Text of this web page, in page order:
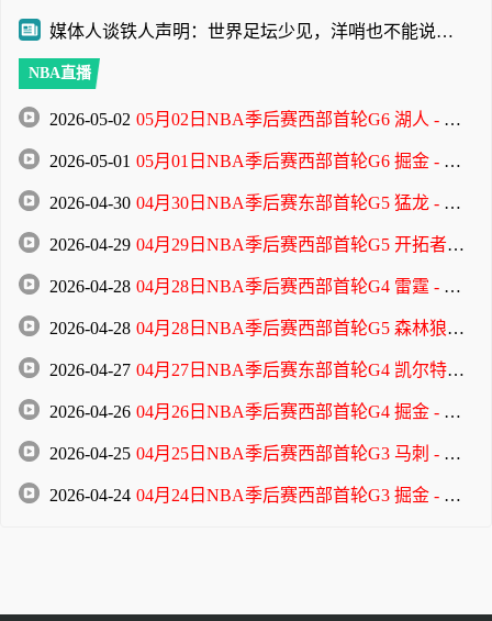
媒体人谈铁人声明：世界足坛少见，洋哨也不能说判罚就没问题
NBA直播
2026-05-02 05月02日NBA季后赛西部首轮G6 湖人 - 火箭 全场录像
2026-05-01 05月01日NBA季后赛西部首轮G6 掘金 - 森林狼 全场录像
2026-04-30 04月30日NBA季后赛东部首轮G5 猛龙 - 骑士 全场录像
2026-04-29 04月29日NBA季后赛西部首轮G5 开拓者 - 马刺 全场录像
2026-04-28 04月28日NBA季后赛西部首轮G4 雷霆 - 太阳 全场录像
2026-04-28 04月28日NBA季后赛西部首轮G5 森林狼 - 掘金 全场录像
2026-04-27 04月27日NBA季后赛东部首轮G4 凯尔特人 - 76人 全场录像
2026-04-26 04月26日NBA季后赛西部首轮G4 掘金 - 森林狼 全场录像
2026-04-25 04月25日NBA季后赛西部首轮G3 马刺 - 开拓者 全场录像
2026-04-24 04月24日NBA季后赛西部首轮G3 掘金 - 森林狼 全场录像